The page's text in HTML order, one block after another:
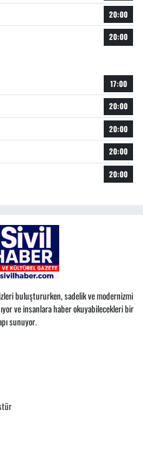
20:00
20:00
17:00
20:00
20:00
20:00
20:00
buluştururken, sadelik ve modernizmi
ve insanlara haber okuyabilecekleri bir
sunuyor.